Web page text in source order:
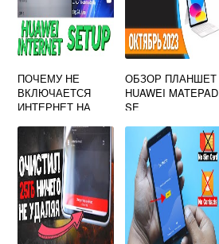
ПОЧЕМУ НЕ
ВКЛЮЧАЕТСЯ
ИНТЕРНЕТ НА
HUAWEI
ОБЗОР ПЛАНШЕТ
HUAWEI MATEPAD
SE